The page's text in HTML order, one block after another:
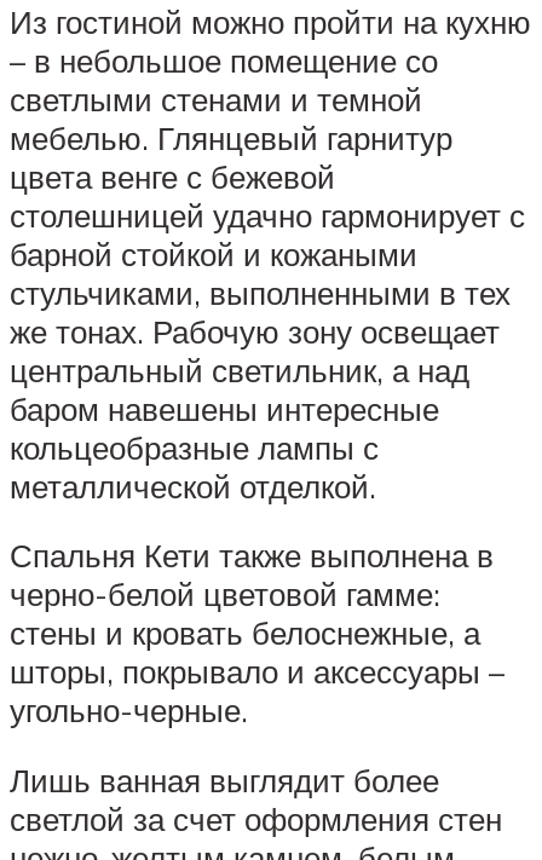
Из гостиной можно пройти на кухню
– в небольшое помещение со
светлыми стенами и темной
мебелью. Глянцевый гарнитур
цвета венге с бежевой
столешницей удачно гармонирует с
барной стойкой и кожаными
стульчиками, выполненными в тех
же тонах. Рабочую зону освещает
центральный светильник, а над
баром навешены интересные
кольцеобразные лампы с
металлической отделкой.
Спальня Кети также выполнена в
черно-белой цветовой гамме:
стены и кровать белоснежные, а
шторы, покрывало и аксессуары –
угольно-черные.
Лишь ванная выглядит более
светлой за счет оформления стен